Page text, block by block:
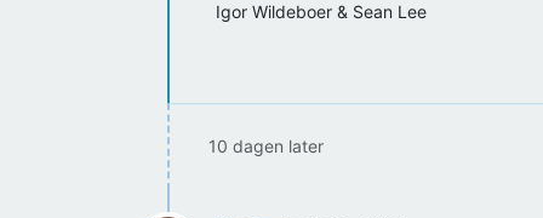
Igor Wildeboer & Sean Lee
10 dagen later